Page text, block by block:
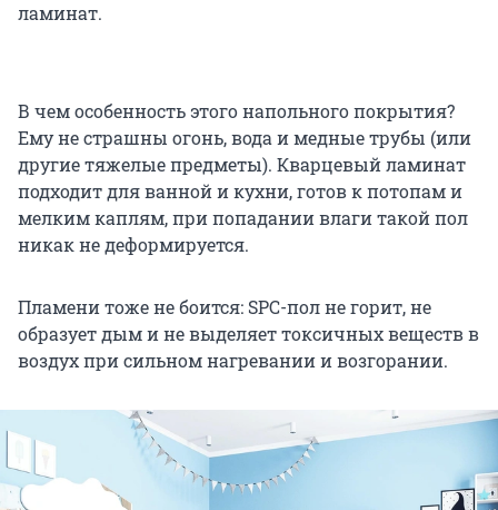
ламинат.
В чем особенность этого напольного покрытия?
Ему не страшны огонь, вода и медные трубы (или
другие тяжелые предметы). Кварцевый ламинат
подходит для ванной и кухни, готов к потопам и
мелким каплям, при попадании влаги такой пол
никак не деформируется.
Пламени тоже не боится: SPC-пол не горит, не
образует дым и не выделяет токсичных веществ в
воздух при сильном нагревании и возгорании.